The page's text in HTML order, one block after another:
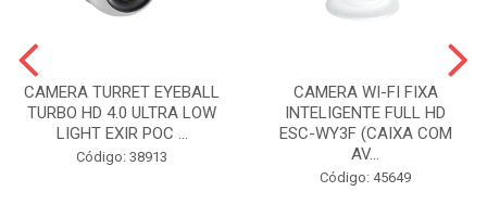
CAMERA TURRET EYEBALL
TURBO HD 4.0 ULTRA LOW
LIGHT EXIR POC ...
Código: 38913
CAMERA WI-FI FIXA
INTELIGENTE FULL HD
ESC-WY3F (CAIXA COM
AV...
Código: 45649